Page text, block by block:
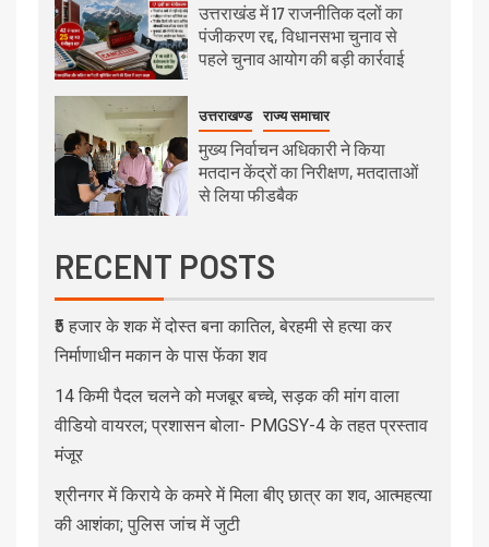
उत्तराखंड में 17 राजनीतिक दलों का
पंजीकरण रद्द, विधानसभा चुनाव से
पहले चुनाव आयोग की बड़ी कार्रवाई
उत्तराखण्ड राज्य समाचार
मुख्य निर्वाचन अधिकारी ने किया
मतदान केंद्रों का निरीक्षण, मतदाताओं
से लिया फीडबैक
RECENT POSTS
₹5 हजार के शक में दोस्त बना कातिल, बेरहमी से हत्या कर
निर्माणाधीन मकान के पास फेंका शव
14 किमी पैदल चलने को मजबूर बच्चे, सड़क की मांग वाला
वीडियो वायरल; प्रशासन बोला- PMGSY-4 के तहत प्रस्ताव
मंजूर
श्रीनगर में किराये के कमरे में मिला बीए छात्र का शव, आत्महत्या
की आशंका; पुलिस जांच में जुटी